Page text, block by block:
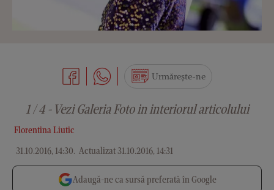
Florentina Liutic
31.10.2016, 14:30. Actualizat 31.10.2016, 14:31
Urmărește-ne
1 / 4 - Vezi Galeria Foto in interiorul articolului
Adaugă-ne ca sursă preferată în Google